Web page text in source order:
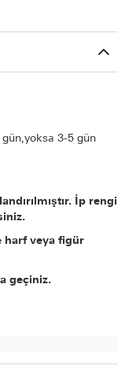
gün,yoksa 3-5 gün
İp rengi
harf veya figür
geçiniz.